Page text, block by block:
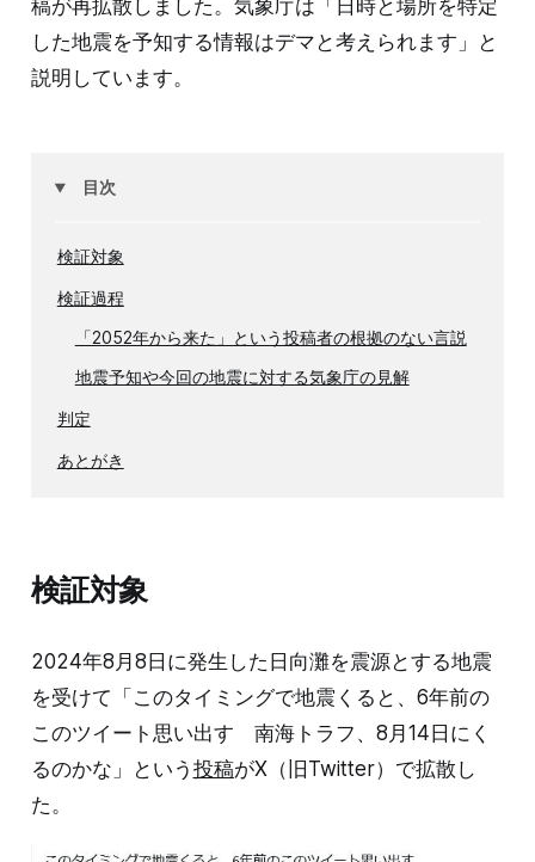
稿が再拡散しました。気象庁は「日時と場所を特定
した地震を予知する情報はデマと考えられます」と
説明しています。
目次
検証対象
検証過程
「2052年から来た」という投稿者の根拠のない言説
地震予知や今回の地震に対する気象庁の見解
判定
あとがき
検証対象
2024年8月8日に発生した日向灘を震源とする地震
を受けて「このタイミングで地震くると、6年前の
このツイート思い出す 南海トラフ、8月14日にく
るのかな」という 投稿がX（旧Twitter）で拡散し
た。